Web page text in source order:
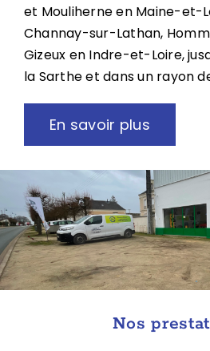
et Mouliherne en Maine-et-
Channay-sur-Lathan,
Gizeux en Indre-et-Loire,
la Sarthe et dans un rayon
En savoir plus
Nos